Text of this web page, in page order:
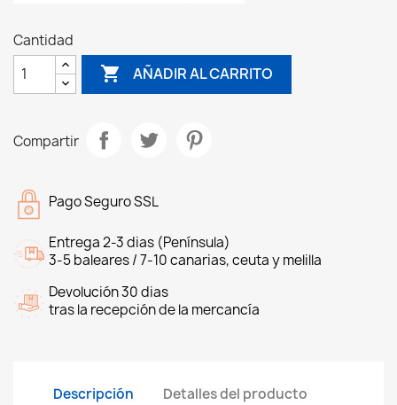
Cantidad
 AÑADIR AL CARRITO
Compartir
Pago Seguro SSL
Entrega 2-3 dias (Península)
3-5 baleares / 7-10 canarias, ceuta y melilla
Devolución 30 dias
tras la recepción de la mercancía
Descripción Detalles del producto